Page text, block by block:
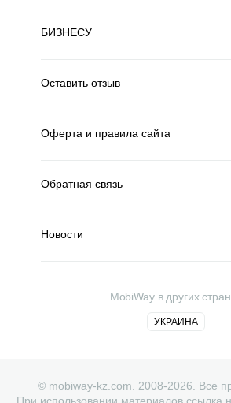
БИЗНЕСУ
Оставить отзыв
Оферта и правила сайта
Обратная связь
Новости
MobiWay в других
УКРАИНА
© mobiway-kz.com. 2008-2026. Все